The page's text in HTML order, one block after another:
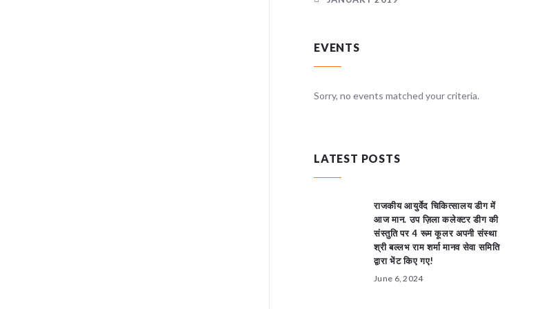
EVENTS
Sorry, no events matched your criteria.
LATEST POSTS
राजकीय आयुर्वेद चिकित्सालय डीग में
आज मान. उप ज़िला कलेक्टर डीग की
संस्तुति पर 4 रूम कूलर अपनी संस्था
श्री बल्लभ राम शर्मा मानव सेवा समिति
द्वारा भेंट किए गए!
June 6, 2024